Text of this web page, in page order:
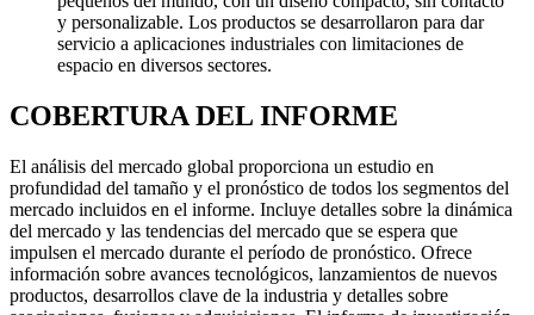
y personalizable. Los productos se desarrollaron para dar
servicio a aplicaciones industriales con limitaciones de
espacio en diversos sectores.
COBERTURA DEL INFORME
El análisis del mercado global proporciona un estudio en
profundidad del tamaño y el pronóstico de todos los segmentos del
mercado incluidos en el informe. Incluye detalles sobre la dinámica
del mercado y las tendencias del mercado que se espera que
impulsen el mercado durante el período de pronóstico. Ofrece
información sobre avances tecnológicos, lanzamientos de nuevos
productos, desarrollos clave de la industria y detalles sobre